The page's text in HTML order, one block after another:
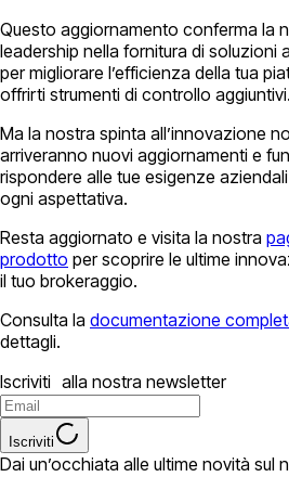
Questo aggiornamento conferma la
leadership nella fornitura di soluzioni
per migliorare l’efficienza della tua
offrirti strumenti di controllo aggiuntivi.
Ma la nostra spinta all’innovazione
arriveranno nuovi aggiornamenti e
rispondere alle tue esigenze
ogni aspettativa.
Resta aggiornato e visita la nostra
prodotto per scoprire le ultime
il tuo brokeraggio.
Consulta la documentazione
dettagli.
Iscriviti alla nostra newsletter
Iscriviti
Dai un’occhiata alle ultime novità sul